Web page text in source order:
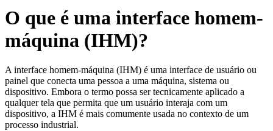
O que é uma interface homem-
máquina (IHM)?
A interface homem-máquina (IHM) é uma interface de usuário ou
painel que conecta uma pessoa a uma máquina, sistema ou
dispositivo. Embora o termo possa ser tecnicamente aplicado a
qualquer tela que permita que um usuário interaja com um
dispositivo, a IHM é mais comumente usada no contexto de um
processo industrial.